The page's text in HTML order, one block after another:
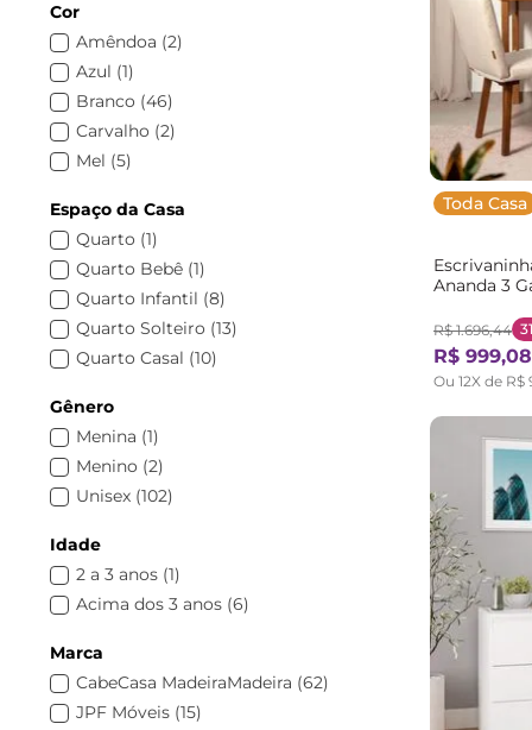
6 Nichos
com Escrivaninha
Suspenso
Cor
Amêndoa (2)
Azul (1)
Branco (46)
Carvalho (2)
Mel (5)
Preto (24)
Rosa (1)
Verde (1 )
Vermelho (2 )
Espaço da Casa
Quarto (1)
Quarto Bebê (1)
Quarto Infantil (8)
Quarto Solteiro (13)
Quarto Casal (10)
Decoração
Escritório
Gênero
Menina (1)
Menino (2)
Unisex (102)
Idade
2 a 3 anos (1)
Acima dos 3 anos (6)
Marca
CabeCasa MadeiraMadeira (62)
JPF Móveis (15)
Toda Casa
Ananda 3
Marrom
R$ 1.696,44
R$ 999,08
Ou 12X de R$